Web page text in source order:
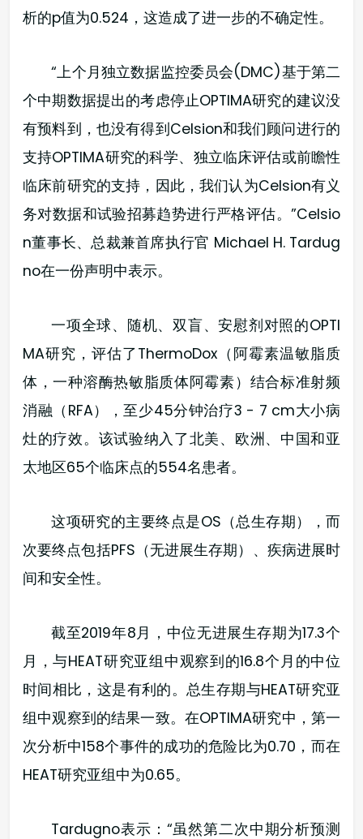
析的p值为0.524，这造成了进一步的不确定性。
“上个月独立数据监控委员会(DMC)基于第二
个中期数据提出的考虑停止OPTIMA研究的建议没
有预料到，也没有得到Celsion和我们顾问进行的
支持OPTIMA研究的科学、独立临床评估或前瞻性
临床前研究的支持，因此，我们认为Celsion有义
务对数据和试验招募趋势进行严格评估。”Celsio
n董事长、总裁兼首席执行官 Michael H. Tardug
no在一份声明中表示。
一项全球、随机、双盲、安慰剂对照的OPTI
MA研究，评估了ThermoDox（阿霉素温敏脂质
体，一种溶酶热敏脂质体阿霉素）结合标准射频
消融（RFA），至少45分钟治疗3 - 7 cm大小病
灶的疗效。该试验纳入了北美、欧洲、中国和亚
太地区65个临床点的554名患者。
这项研究的主要终点是OS（总生存期），而
次要终点包括PFS（无进展生存期）、疾病进展时
间和安全性。
截至2019年8月，中位无进展生存期为17.3个
月，与HEAT研究亚组中观察到的16.8个月的中位
时间相比，这是有利的。总生存期与HEAT研究亚
组中观察到的结果一致。在OPTIMA研究中，第一
次分析中158个事件的成功的危险比为0.70，而在
HEAT研究亚组中为0.65。
Tardugno表示：“虽然第二次中期分析预测